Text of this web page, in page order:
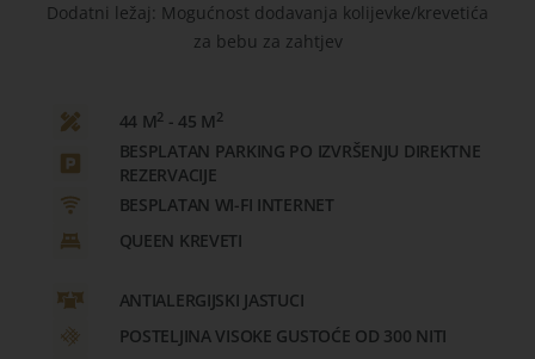
Dodatni ležaj: Mogućnost dodavanja kolijevke/krevetića
za bebu za zahtjev
44 M2 - 45 M 2
BESPLATAN PARKING PO IZVRŠENJU DIREKTNE
REZERVACIJE
BESPLATAN WI-FI INTERNET
QUEEN KREVETI
ANTIALERGIJSKI JASTUCI
POSTELJINA VISOKE GUSTOĆE OD 300 NITI